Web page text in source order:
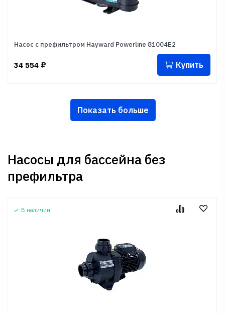
Насос с префильтром Hayward Powerline 81004E2
34 554 ₽ Купить
Показать больше
Насосы для бассейна без
префильтра
В наличии